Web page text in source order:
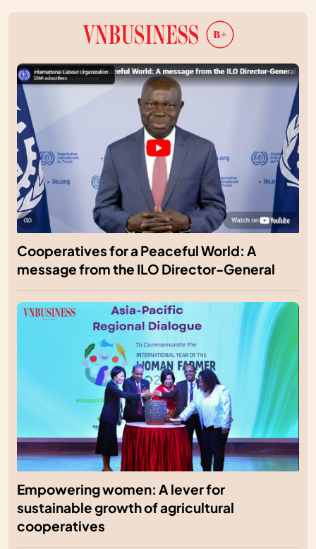
Cooperatives for a Peaceful World: A
message from the ILO Director-General
Empowering women: A lever for
sustainable growth of agricultural
cooperatives